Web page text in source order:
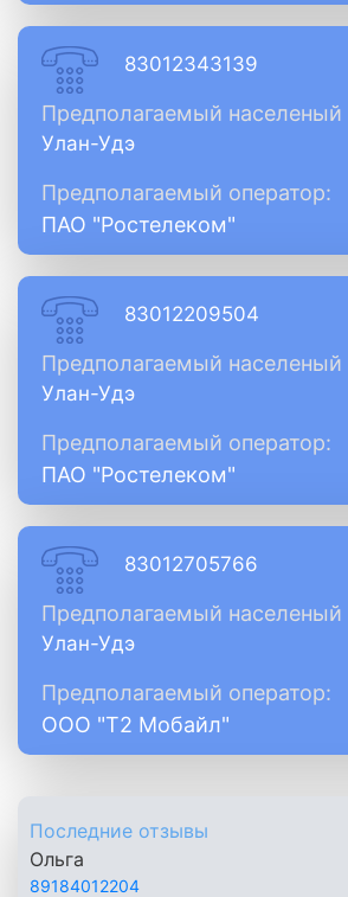
83012343139
Предполагаемый населеный
Улан-Удэ
Предполагаемый оператор:
ПАО "Ростелеком"
83012209504
Предполагаемый населеный
Улан-Удэ
Предполагаемый оператор:
ПАО "Ростелеком"
83012705766
Предполагаемый населеный
Улан-Удэ
Предполагаемый оператор:
ООО "Т2 Мобайл"
Последние отзывы
Ольга
89184012204